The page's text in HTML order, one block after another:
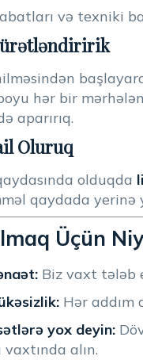
və texniki
hər bir
aparırıq.
Oluruq
olduqda
qaydada yerinə
Üçün
Biz vaxt tələb
Hər addım
yox deyin:
vaxtında alın.